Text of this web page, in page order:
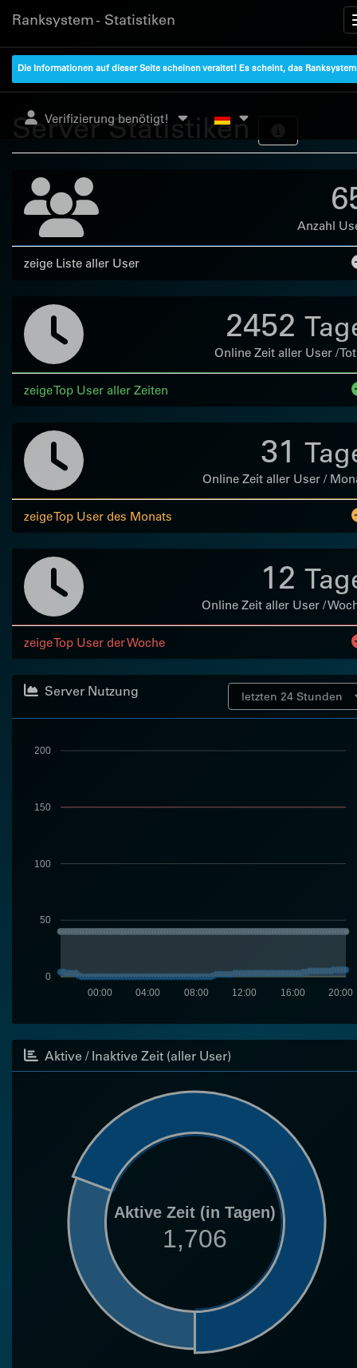
Ranksystem - Statistiken
Die Informationen auf dieser Seite scheinen veraltet! Es scheint, das
Verifizierung benötigt!
Server Statistiken
Anzahl
zeige Liste aller User
2452
Online Zeit aller User /
zeige Top User aller Zeiten
31
Online Zeit aller User /
zeige Top User des Monats
12
Online Zeit aller User /
zeige Top User der Woche
Server Nutzung
0
50
100
150
200
20:00
16:00
12:00
08:00
04:00
00:00
Aktive / Inaktive Zeit (aller User)
Aktive Zeit (in Tagen)
1,706